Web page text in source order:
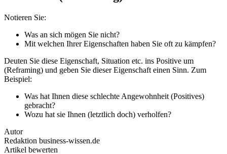
Notieren Sie:
Was an sich mögen Sie nicht?
Mit welchen Ihrer Eigenschaften haben Sie oft zu kämpfen?
Deuten Sie diese Eigenschaft, Situation etc. ins Positive um
(Reframing) und geben Sie dieser Eigenschaft einen Sinn. Zum
Beispiel:
Was hat Ihnen diese schlechte Angewohnheit (Positives)
gebracht?
Wozu hat sie Ihnen (letztlich doch) verholfen?
Autor
Redaktion business-wissen.de
Artikel bewerten